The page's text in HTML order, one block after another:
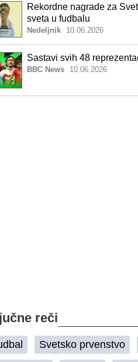
Rekordne nagrade za
sveta u fudbalu
Nedeljnik 10.06.2026
Sastavi svih 48
BBC News 10.06.2026
reči
Svetsko prvenstvo